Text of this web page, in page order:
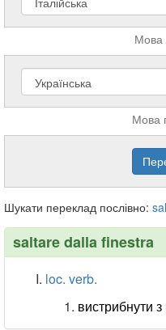
Мова
Мова
Шукати переклад послівно:
saltare dalla finestra
loc. verb.
вистрибнути з